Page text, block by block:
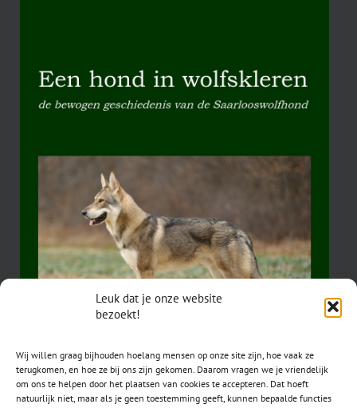
Leuk dat je onze website
bezoekt!
Wij willen graag bijhouden hoelang mensen op onze site zijn, hoe vaak ze
terugkomen, en hoe ze bij ons zijn gekomen. Daarom vragen we je vriendelijk
om ons te helpen door het plaatsen van cookies te accepteren. Dat hoeft
natuurlijk niet, maar als je geen toestemming geeft, kunnen bepaalde functies